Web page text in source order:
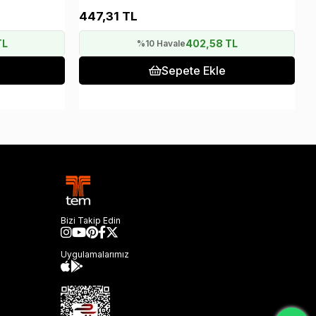
"57 Yıllık Tecrübe"447,31 TL
%10 Havale402,58 TL
Sepete Ekle
Bizi Takip Edin
Uygulamalarımız